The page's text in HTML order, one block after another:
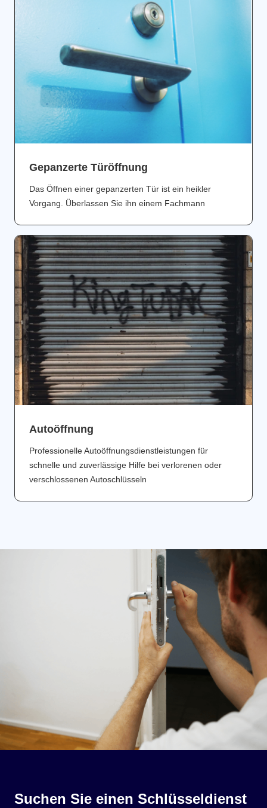
Gepanzerte Türöffnung
Das Öffnen einer gepanzerten Tür ist ein heikler
Vorgang. Überlassen Sie ihn einem Fachmann
Аutoöffnung
Professionelle Autoöffnungsdienstleistungen für
schnelle und zuverlässige Hilfe bei verlorenen oder
verschlossenen Autoschlüsseln
Suchen Sie einen Schlüsseldienst